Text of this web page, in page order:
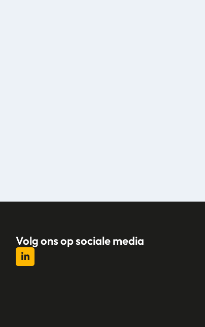
Volg ons op sociale media